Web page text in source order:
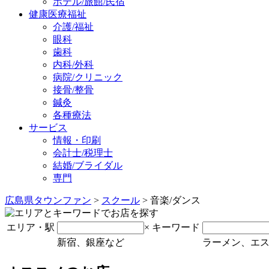
健康医療福祉
介護/福祉
眼科
歯科
内科/外科
病院/クリニック
接骨/整骨
鍼灸
各種療法
サービス
情報・印刷
会計士/税理士
結婚/ブライダル
専門
広島県タウンファン > スクール > 音楽/ダンス
エリア・駅 × キーワード
新宿、銀座など
ラーメン、エ